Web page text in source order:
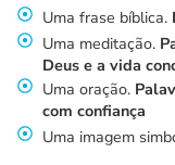
Uma frase bíblica.
Uma meditação.
Deus e a vida
Uma oração.
com confiança
Uma imagem